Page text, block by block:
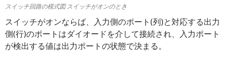
スイッチ回路の模式図 スイッチがオンのとき
スイッチがオンならば、入力側のポート(列)と対応する出力
側(行)のポートはダイオードを介して接続され、入力ポート
が検出する値は出力ポートの状態で決まる。